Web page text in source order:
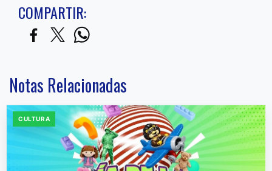
COMPARTIR:
Notas Relacionadas
CULTURA